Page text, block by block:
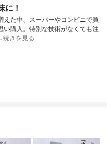
に！
えた中、スーパーやコンビニで買
い購入。特別な技術がなくても注
続きを見る